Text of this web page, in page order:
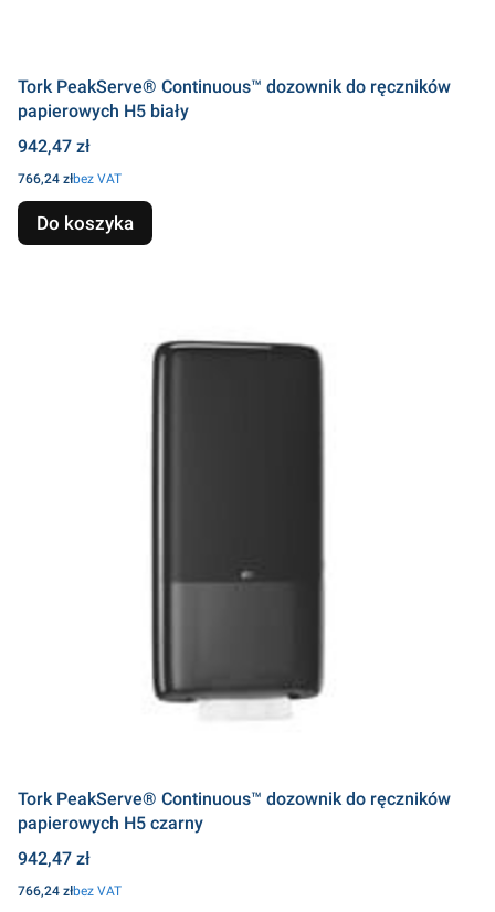
Tork PeakServe® Continuous™ dozownik do ręczników
papierowych H5 biały
Cena
942,47 zł
Cena
766,24 złbez VAT
Do koszyka
Tork PeakServe® Continuous™ dozownik do ręczników
papierowych H5 czarny
Cena
942,47 zł
Cena
766,24 złbez VAT